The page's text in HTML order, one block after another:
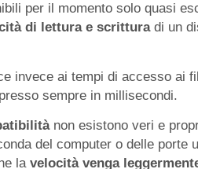
per il momento solo quasi
à di lettura e scritturadi un
invece ai tempi di accesso ai
sempre in millisecondi.
non esistono veri e
del computer o delle
la velocità venga